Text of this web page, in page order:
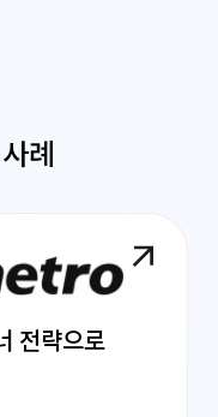
례
전략으로